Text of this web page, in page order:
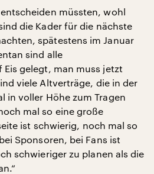
müssten, wohl
die Kader für die nächste
spätestens im Januar
sind alle
gelegt, man muss jetzt
viele Altverträge, die in der
in voller Höhe zum Tragen
mal so eine große
ist schwierig, noch mal so
Sponsoren, bei Fans ist
schwieriger zu planen als die